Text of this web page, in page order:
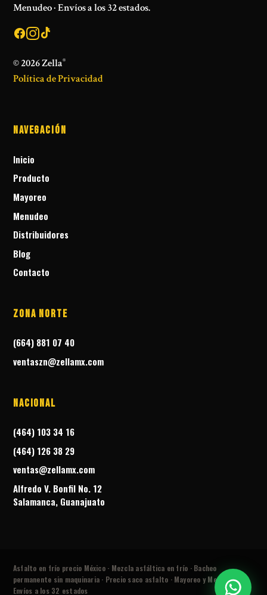
Menudeo · Envíos a los 32 estados.
©2026Zella®
Política de Privacidad
Navegación
Inicio
Producto
Mayoreo
Menudeo
Distribuidores
Blog
Contacto
Zona Norte
(664) 881 07 40
ventaszn@zellamx.com
Nacional
(464) 103 34 16
(464) 126 38 29
ventas@zellamx.com
Alfredo V. Bonfil No. 12
Salamanca, Guanajuato
Asfalto en frío precio México · Mezcla asfáltica en frío · Bacheo
permanente sin maquinaria · Precio saco asfalto · Mayoreo y Menudeo ·
Envíos a los 32 estados